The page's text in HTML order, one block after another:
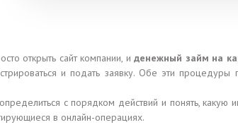
открыть сайт компании, иденежный займ на
и подать заявку. Обе эти процедуры
с порядком действий и понять, какую
в онлайн-операциях.